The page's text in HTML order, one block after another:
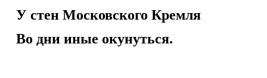
У стен Московского Кремля
Во дни иные окунуться.